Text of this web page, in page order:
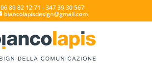
06 89 82 12 71 - 347 39 30 567
biancolapisdesign@gmail.com